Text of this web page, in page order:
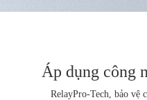
Áp dụng công
RelayPro-Tech, bảo vệ